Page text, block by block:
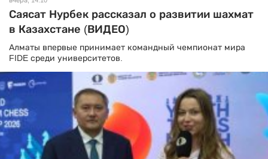
Саясат Нурбек рассказал о развитии шахмат
в Казахстане (ВИДЕО)
Алматы впервые принимает командный чемпионат мира
FIDE среди университетов.